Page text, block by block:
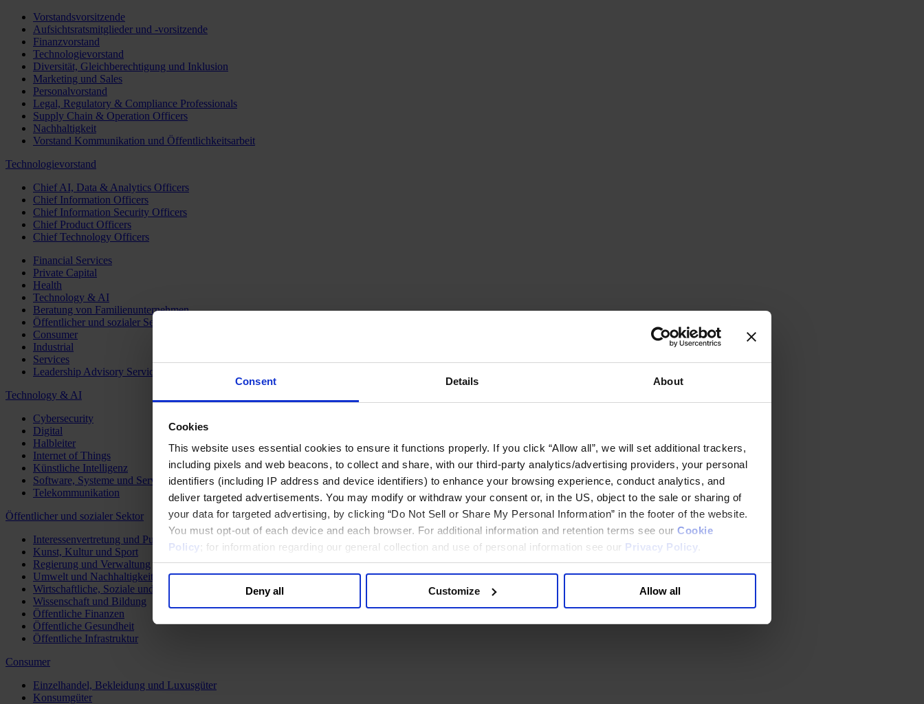
Consent Details About
Cookies
This website uses essential cookies to ensure it functions properly. If you click “Allow all”, we will set additional trackers,
including pixels and web beacons, to collect and share, with our third-party analytics/advertising providers, your personal
identifiers (including IP address and device identifiers) to enhance your browsing experience, conduct analytics, and
deliver targeted advertisements. You may modify or withdraw your consent or, in the US, object to the sale or sharing of
your data for targeted advertising, by clicking “Do Not Sell or Share My Personal Information” in the footer of the website.
You must opt-out of each device and each browser. For additional information and retention terms see our Cookie
Policy; for information regarding our general collection and use of personal information see our Privacy Policy
Deny all Customize Allow all
Vorstandsvorsitzende
Aufsichtsratsmitglieder und -vorsitzende
Finanzvorstand
Technologievorstand
Diversität, Gleichberechtigung und Inklusion
Marketing und Sales
Personalvorstand
Legal, Regulatory & Compliance Professionals
Supply Chain & Operation Officers
Nachhaltigkeit
Vorstand Kommunikation und Öffentlichkeitsarbeit
Technologievorstand
Chief AI, Data & Analytics Officers
Chief Information Officers
Chief Information Security Officers
Chief Product Officers
Chief Technology Officers
Financial Services
Private Capital
Health
Technology & AI
Beratung von Familienunternehmen
Öffentlicher und sozialer Sektor
Consumer
Industrial
Services
Leadership Advisory Services
Technology & AI
Cybersecurity
Digital
Halbleiter
Internet of Things
Künstliche Intelligenz
Software, Systeme und Services
Telekommunikation
Öffentlicher und sozialer Sektor
Interessenvertretung und Public Affairs
Kunst, Kultur und Sport
Regierung und Verwaltung
Umwelt und Nachhaltigkeit
Wirtschaftliche, Soziale und Humanitäre Entwicklung
Wissenschaft und Bildung
Öffentliche Finanzen
Öffentliche Gesundheit
Öffentliche Infrastruktur
Consumer
Einzelhandel, Bekleidung und Luxusgüter
Konsumgüter